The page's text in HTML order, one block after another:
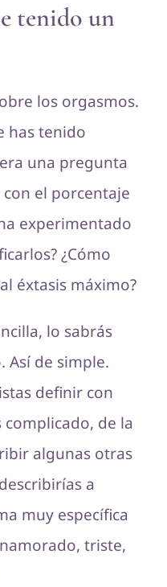
tenido un
los orgasmos.
has tenido
una pregunta
el porcentaje
experimentado
¿Cómo
éxtasis máximo?
lo sabrás
Así de simple.
definir con
de la
algunas otras
a
muy específica
triste,